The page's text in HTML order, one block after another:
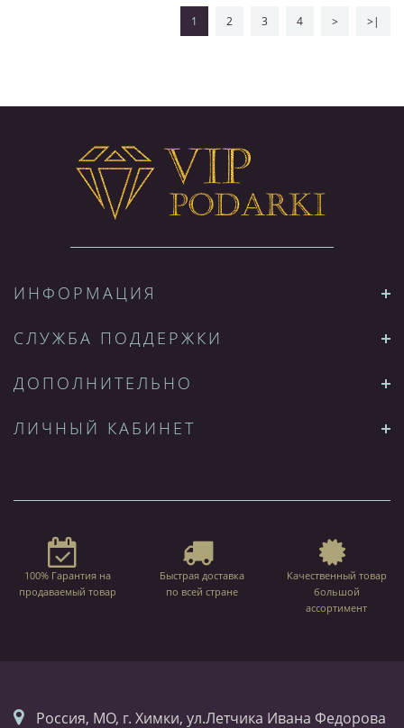
1 2 3 4 > >|
ИНФОРМАЦИЯ
СЛУЖБА ПОДДЕРЖКИ
ДОПОЛНИТЕЛЬНО
ЛИЧНЫЙ КАБИНЕТ
100% Гарантия на
продаваемый товар
Быстрая доставка
по всей стране
Качественный товар
большой
ассортимент
Россия, МО, г. Химки, ул.Летчика Ивана Федорова